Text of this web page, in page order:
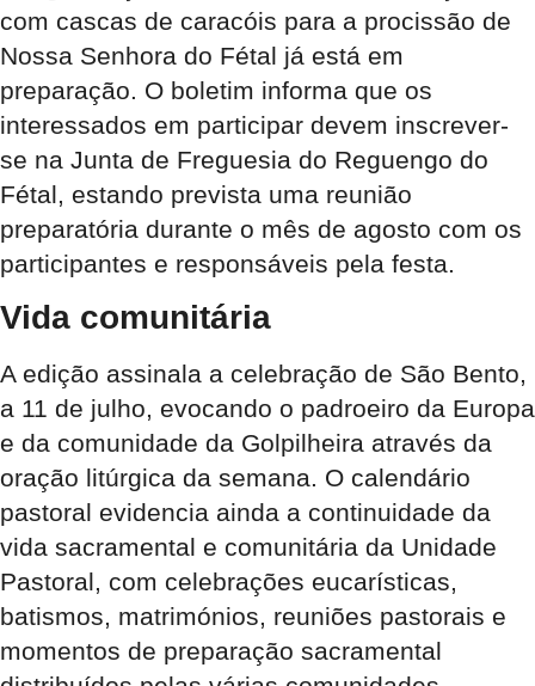
com cascas de caracóis para a procissão de
Nossa Senhora do Fétal já está em
preparação. O boletim informa que os
interessados em participar devem inscrever-
se na Junta de Freguesia do Reguengo do
Fétal, estando prevista uma reunião
preparatória durante o mês de agosto com os
participantes e responsáveis pela festa.
Vida comunitária
A edição assinala a celebração de São Bento,
a 11 de julho, evocando o padroeiro da Europa
e da comunidade da Golpilheira através da
oração litúrgica da semana. O calendário
pastoral evidencia ainda a continuidade da
vida sacramental e comunitária da Unidade
Pastoral, com celebrações eucarísticas,
batismos, matrimónios, reuniões pastorais e
momentos de preparação sacramental